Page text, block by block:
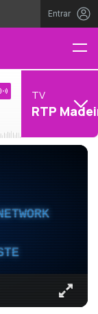
Entrar
TV
RTP